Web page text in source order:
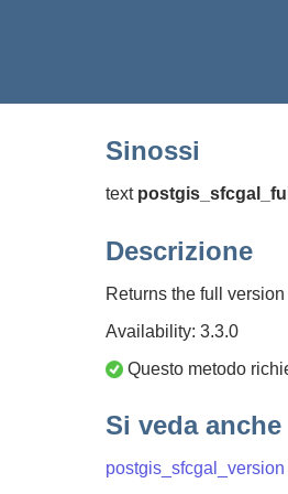
Sinossi
text
Descrizione
Returns the full
Availability: 3.3.0
Questo metodo
Si veda anche
postgis_sfcgal_version